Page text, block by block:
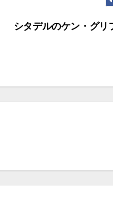
シタデルのケン・グリ